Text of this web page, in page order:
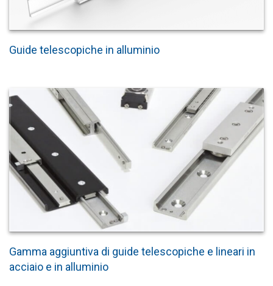
Guide telescopiche in alluminio
Gamma aggiuntiva di guide telescopiche e lineari in
acciaio e in alluminio